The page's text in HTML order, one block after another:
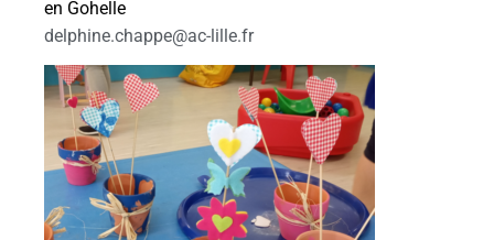
en Gohelle
delphine.chappe@ac-lille.fr